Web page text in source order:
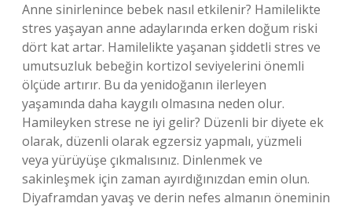
Anne sinirlenince bebek nasıl etkilenir? Hamilelikte
stres yaşayan anne adaylarında erken doğum riski
dört kat artar. Hamilelikte yaşanan şiddetli stres ve
umutsuzluk bebeğin kortizol seviyelerini önemli
ölçüde artırır. Bu da yenidoğanın ilerleyen
yaşamında daha kaygılı olmasına neden olur.
Hamileyken strese ne iyi gelir? Düzenli bir diyete ek
olarak, düzenli olarak egzersiz yapmalı, yüzmeli
veya yürüyüşe çıkmalısınız. Dinlenmek ve
sakinleşmek için zaman ayırdığınızdan emin olun.
Diyaframdan yavaş ve derin nefes almanın öneminin